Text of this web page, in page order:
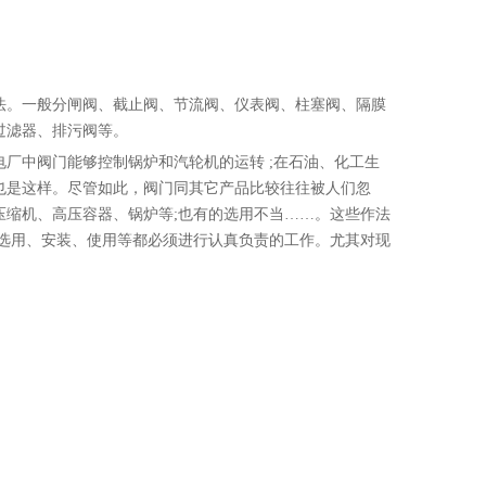
般分闸阀、截止阀、节流阀、仪表阀、柱塞阀、隔膜
器、排污阀等。
阀门能够控制锅炉和汽轮机的运转 ;在石油、化工生
这样。尽管如此，阀门同其它产品比较往往被人们忽
缩机、高压容器、锅炉等;也有的选用不当……。这些作法
、安装、使用等都必须进行认真负责的工作。尤其对现